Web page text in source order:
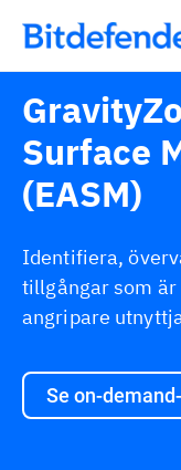
Surface
(EASM)
Identifiera,
tillgångar som
angripare
Se on-